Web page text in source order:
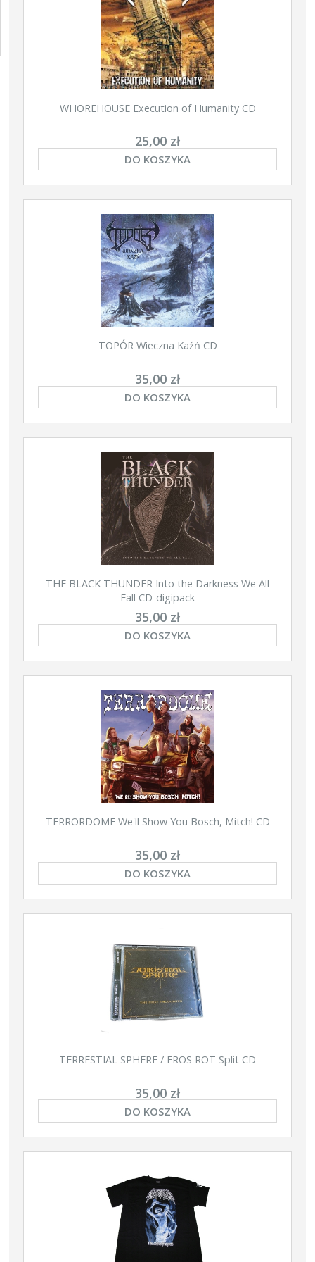
WHOREHOUSE Execution of Humanity CD
25,00 zł
DO KOSZYKA
TOPÓR Wieczna Kaźń CD
35,00 zł
DO KOSZYKA
THE BLACK THUNDER Into the Darkness We All
Fall CD-digipack
35,00 zł
DO KOSZYKA
TERRORDOME We'll Show You Bosch, Mitch! CD
35,00 zł
DO KOSZYKA
TERRESTIAL SPHERE / EROS ROT Split CD
35,00 zł
DO KOSZYKA